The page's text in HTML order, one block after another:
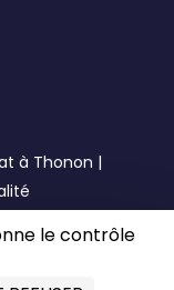
le contrôle
à Thonon |